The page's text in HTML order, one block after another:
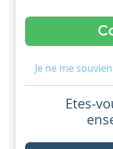
Je ne me
Etes-